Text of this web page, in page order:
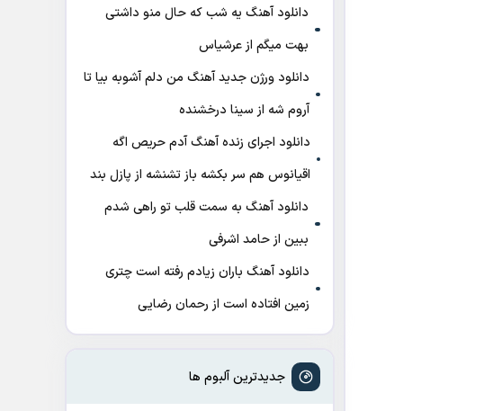
دانلود آهنگ ﻳﻪ ﺷﺐ ﻛﻪ ﺣﺎل ﻣﻨﻮ داﺷﺘﻰ
ﺑﻬﺖ میگم از عرشیاس
دانلود ورژن جدید آهنگ من دلم آشوبه بیا تا
آروم شه از سینا درخشنده
دانلود اجرای زنده آهنگ آدم حریص اگه
اقیانوس هم سر بکشه باز تشنشه از پازل بند
دانلود آهنگ به سمت قلب تو راهی شدم
ببین از حامد اشرفی
دانلود آهنگ باران زیادم رفته است چتری
زمین افتاده است از رحمان رضایی
جدیدترین آلبوم ها